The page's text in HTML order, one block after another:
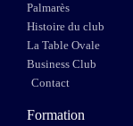
Palmarès
Histoire du club
La Table Ovale
Business Club
Contact
Formation